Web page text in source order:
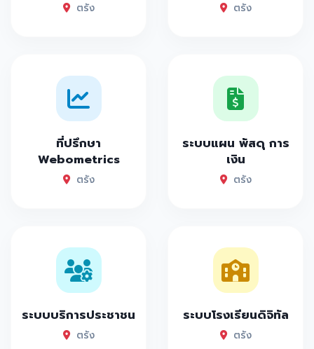
ตรัง ตรัง
ที่ปรึกษา
Webometrics
ตรัง
ระบบแผน พัสดุ การ
เงิน
ตรัง
ระบบบริการประชาชน
ตรัง
ระบบโรงเรียนดิจิทัล
ตรัง